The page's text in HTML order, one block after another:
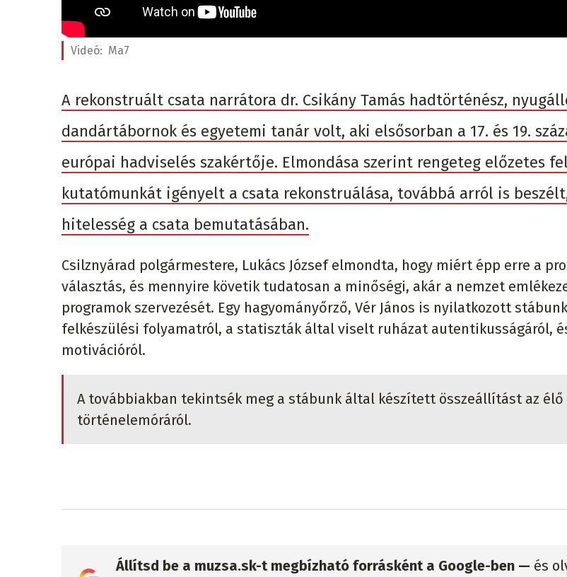
Videó: Ma7
A rekonstruált csata narrátora dr. Csikány Tamás hadtörténész,
dandártábornok és egyetemi tanár volt, aki elsősorban a 17. és 19.
európai hadviselés szakértője. Elmondása szerint rengeteg előzetes
kutatómunkát igényelt a csata rekonstruálása, továbbá arról is
hitelesség a csata bemutatásában.
Csilznyárad polgármestere, Lukács József elmondta, hogy miért épp erre a
választás, és mennyire követik tudatosan a minőségi, akár a nemzet
programok szervezését. Egy hagyományőrző, Vér János is nyilatkozott
felkészülési folyamatról, a statiszták által viselt ruházat autentikusságáról,
motivációról.
A továbbiakban tekintsék meg a stábunk által készített összeállítást az élő
történelemóráról.
Állítsd be a muzsa.sk-t megbízható forrásként a Google-ben — és